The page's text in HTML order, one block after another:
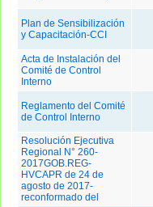
Plan de Sensibilización
y Capacitación-CCI
Acta de Instalación del
Comité de Control
Interno
Reglamento del Comité
de Control Interno
Resolución Ejecutiva
Regional N° 260-
2017GOB.REG-
HVCAPR de 24 de
agosto de 2017-
reconformado del